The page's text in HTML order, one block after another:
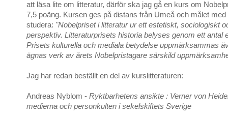
att läsa lite om litteratur, därför ska jag gå en kurs om
7,5 poäng. Kursen ges på distans från Umeå och målet
studera: "Nobelpriset i litteratur ur ett estetiskt, sociologiskt
perspektiv. Litteraturprisets historia belyses genom ett antal
Prisets kulturella och mediala betydelse uppmärksammas
ägnas verk av årets Nobelpristagare särskild
Jag har redan beställt en del av kurslitteraturen:
Andreas Nyblom - Ryktbarhetens ansikte : Verner von
medierna och personkulten i sekelskiftets Sverige